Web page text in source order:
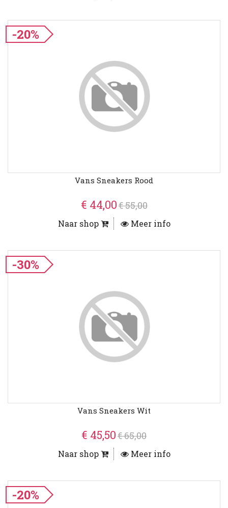
-20%
Vans Sneakers Rood
€ 44,00€ 55,00
Naar shop Meer info
-30%
Vans Sneakers Wit
€ 45,50€ 65,00
Naar shop Meer info
-20%